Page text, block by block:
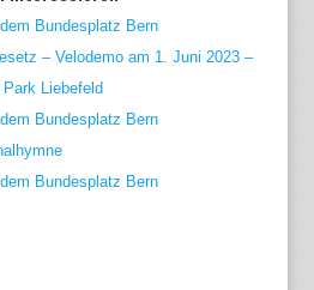
Bundesplatz Bern
– Velodemo am 1. Juni 2023 –
Liebefeld
Bundesplatz Bern
Bundesplatz Bern